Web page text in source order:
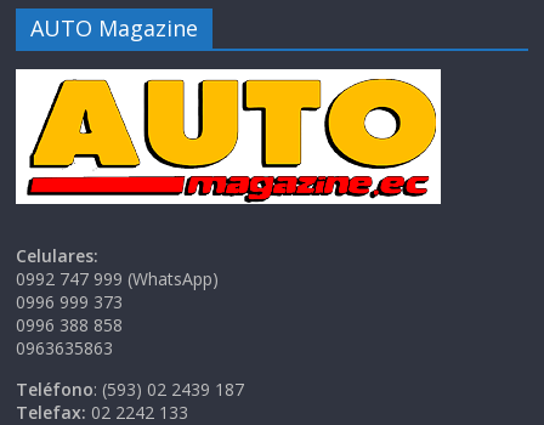
AUTO Magazine
Celulares:
0992 747 999 (WhatsApp)
0996 999 373
0996 388 858
0963635863
Teléfono: (593) 02 2439 187
Telefax: 02 2242 133